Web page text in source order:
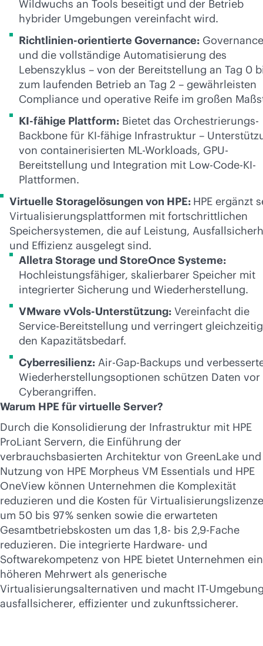
Wildwuchs an Tools beseitigt und der Betrieb
hybrider Umgebungen vereinfacht wird.
Richtlinien-orientierte Governance: Governance
und die vollständige Automatisierung des
Lebenszyklus – von der Bereitstellung an Tag 0
zum laufenden Betrieb an Tag 2 – gewährleisten
Compliance und operative Reife im großen
KI-fähige Plattform: Bietet das Orchestrierungs-
Backbone für KI-fähige Infrastruktur –
von containerisierten ML-Workloads, GPU-
Bereitstellung und Integration mit Low-Code-KI-
Plattformen.
Virtuelle Storagelösungen von HPE: HPE ergänzt
Virtualisierungsplattformen mit fortschrittlichen
Speichersystemen, die auf Leistung,
und Effizienz ausgelegt sind.
Alletra Storage und StoreOnce Systeme:
Hochleistungsfähiger, skalierbarer Speicher mit
integrierter Sicherung und Wiederherstellung.
VMware vVols-Unterstützung: Vereinfacht die
Service-Bereitstellung und verringert gleichzeitig
den Kapazitätsbedarf.
Cyberresilienz: Air-Gap-Backups und
Wiederherstellungsoptionen schützen Daten vor
Cyberangriffen.
Warum HPE für virtuelle Server?
Durch die Konsolidierung der Infrastruktur mit HPE
ProLiant Servern, die Einführung der
verbrauchsbasierten Architektur von GreenLake
Nutzung von HPE Morpheus VM Essentials und HPE
OneView können Unternehmen die Komplexität
reduzieren und die Kosten für
um 50 bis 97 % senken sowie die erwarteten
Gesamtbetriebskosten um das 1,8- bis 2,9-Fache
reduzieren. Die integrierte Hardware- und
Softwarekompetenz von HPE bietet Unternehmen
höheren Mehrwert als generische
Virtualisierungsalternativen und macht IT-
ausfallsicherer, effizienter und zukunftssicherer.